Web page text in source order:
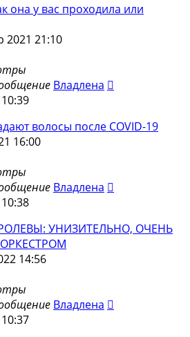
она у вас проходила или
2021 21:10
Владлена
волосы после COVID-19
16:00
Владлена
УНИЗИТЕЛЬНО, ОЧЕНЬ
14:56
Владлена